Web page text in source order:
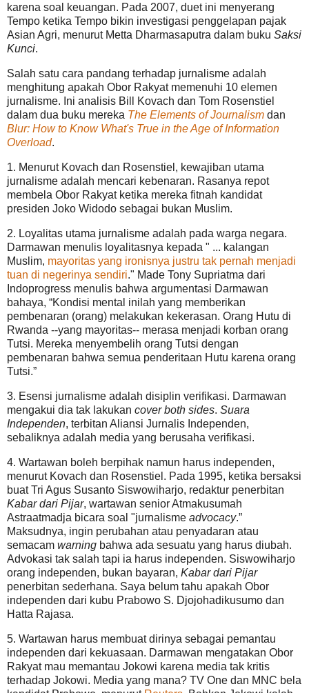
karena soal keuangan. Pada 2007, duet ini menyerang
Tempo ketika Tempo bikin investigasi penggelapan pajak
Asian Agri, menurut Metta Dharmasaputra dalam buku Saksi
Kunci.
Salah satu cara pandang terhadap jurnalisme adalah
menghitung apakah Obor Rakyat memenuhi 10 elemen
jurnalisme. Ini analisis Bill Kovach dan Tom Rosenstiel
dalam dua buku mereka The Elements of Journalism dan
Blur: How to Know What's True in the Age of Information
Overload.
1. Menurut Kovach dan Rosenstiel, kewajiban utama
jurnalisme adalah mencari kebenaran. Rasanya repot
membela Obor Rakyat ketika mereka fitnah kandidat
presiden Joko Widodo sebagai bukan Muslim.
2. Loyalitas utama jurnalisme adalah pada warga negara.
Darmawan menulis loyalitasnya kepada " ... kalangan
Muslim, mayoritas yang ironisnya justru tak pernah menjadi
tuan di negerinya sendiri." Made Tony Supriatma dari
Indoprogress menulis bahwa argumentasi Darmawan
bahaya, “Kondisi mental inilah yang memberikan
pembenaran (orang) melakukan kekerasan. Orang Hutu di
Rwanda --yang mayoritas-- merasa menjadi korban orang
Tutsi. Mereka menyembelih orang Tutsi dengan
pembenaran bahwa semua penderitaan Hutu karena orang
Tutsi.”
3. Esensi jurnalisme adalah disiplin verifikasi. Darmawan
mengakui dia tak lakukan cover both sides. Suara
Independen, terbitan Aliansi Jurnalis Independen,
sebaliknya adalah media yang berusaha verifikasi.
4. Wartawan boleh berpihak namun harus independen,
menurut Kovach dan Rosenstiel. Pada 1995, ketika bersaksi
buat Tri Agus Susanto Siswowiharjo, redaktur penerbitan
Kabar dari Pijar, wartawan senior Atmakusumah
Astraatmadja bicara soal "jurnalisme advocacy.”
Maksudnya, ingin perubahan atau penyadaran atau
semacam warning bahwa ada sesuatu yang harus diubah.
Advokasi tak salah tapi ia harus independen. Siswowiharjo
orang independen, bukan bayaran, Kabar dari Pijar
penerbitan sederhana. Saya belum tahu apakah Obor
independen dari kubu Prabowo S. Djojohadikusumo dan
Hatta Rajasa.
5. Wartawan harus membuat dirinya sebagai pemantau
independen dari kekuasaan. Darmawan mengatakan Obor
Rakyat mau memantau Jokowi karena media tak kritis
terhadap Jokowi. Media yang mana? TV One dan MNC bela